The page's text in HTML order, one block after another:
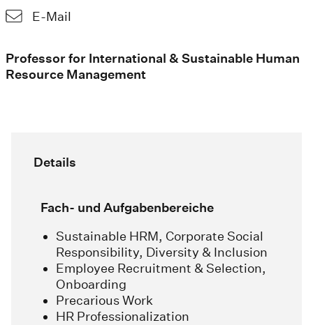
E-Mail
Professor for International & Sustainable Human
Resource Management
Details
Fach- und Aufgabenbereiche
Sustainable HRM, Corporate Social
Responsibility, Diversity & Inclusion
Employee Recruitment & Selection,
Onboarding
Precarious Work
HR Professionalization